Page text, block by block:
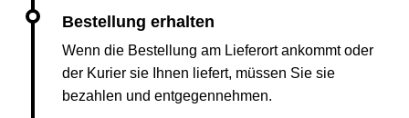
Wenn die Bestellung am Lieferort ankommt oder
der Kurier sie Ihnen liefert, müssen Sie sie
bezahlen und entgegennehmen.